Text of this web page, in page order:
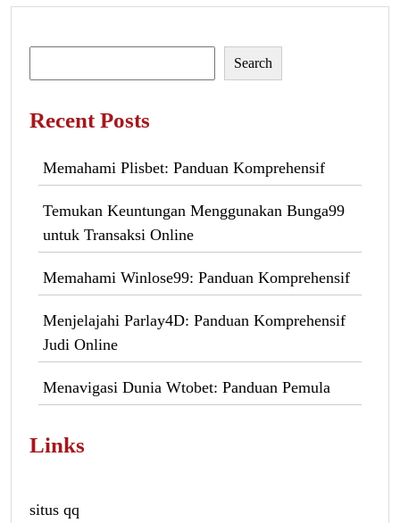
Search
Recent Posts
Memahami Plisbet: Panduan Komprehensif
Temukan Keuntungan Menggunakan Bunga99
untuk Transaksi Online
Memahami Winlose99: Panduan Komprehensif
Menjelajahi Parlay4D: Panduan Komprehensif
Judi Online
Menavigasi Dunia Wtobet: Panduan Pemula
Links
situs qq